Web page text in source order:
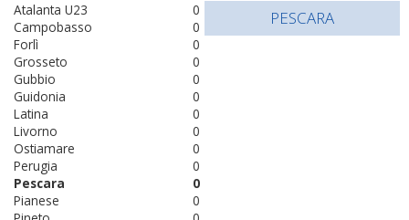
0
Atalanta U23
0
Campobasso
0
Forlì
0
Grosseto
0
Gubbio
0
Guidonia
0
Latina
0
Livorno
0
Ostiamare
0
Perugia
0
Pescara
0
Pianese
PESCARA